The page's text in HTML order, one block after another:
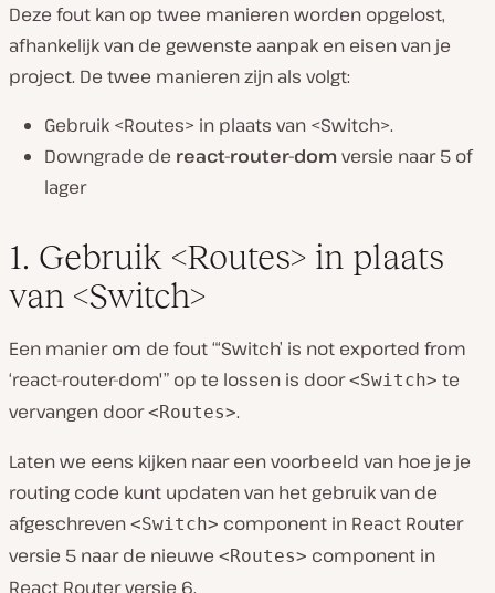
Deze fout kan op twee manieren worden opgelost,
afhankelijk van de gewenste aanpak en eisen van je
project. De twee manieren zijn als volgt:
Gebruik <Routes> in plaats van <Switch>.
Downgrade de react-router-dom versie naar 5 of
lager
1. Gebruik <Routes> in plaats
van <Switch>
Een manier om de fout “‘Switch’ is not exported from
‘react-router-dom'” op te lossen is door<Switch> te
vervangen door<Routes>.
Laten we eens kijken naar een voorbeeld van hoe je je
routing code kunt updaten van het gebruik van de
afgeschreven <Switch> component in React Router
versie 5 naar de nieuwe <Routes> component in
React Router versie 6.